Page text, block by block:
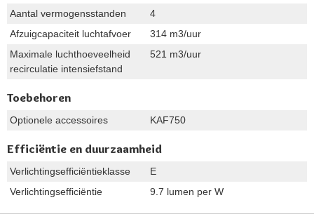
Aantal vermogensstanden
4
Afzuigcapaciteit luchtafvoer
314 m3/uur
Maximale luchthoeveelheid
recirculatie intensiefstand
521 m3/uur
Toebehoren
Optionele accessoires KAF750
Efficiëntie en duurzaamheid
Verlichtingsefficiëntieklasse
E
Verlichtingsefficiëntie
9.7 lumen per W